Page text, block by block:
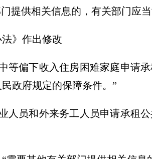
提供相关信息的，有关部门应
》作出修改
等偏下收入住房困难家庭申请
政府规定的保障条件。”
人员和外来务工人员申请承租